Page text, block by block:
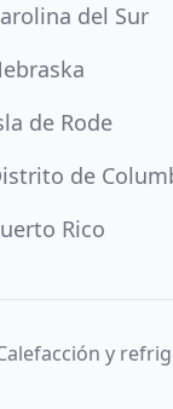
del Sur
de Rode
de
Rico
y